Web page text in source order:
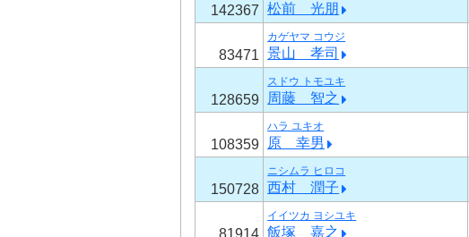
142367 松前 光朋
83471
カゲヤマ コウジ
景山 孝司
128659
スドウ トモユキ
周藤 智之
108359
ハラ ユキオ
原 幸男
150728
ニシムラ ヒロコ
西村 潤子
イイツカ ヨシユキ
飯塚 嘉之